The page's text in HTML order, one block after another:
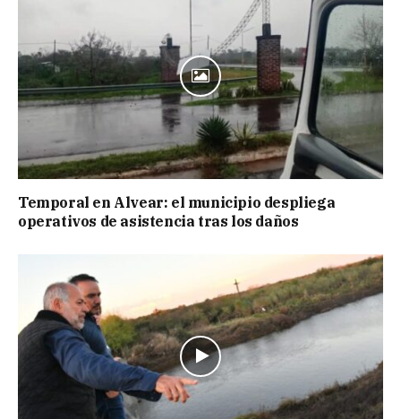
Temporal en Alvear: el municipio despliega
operativos de asistencia tras los daños